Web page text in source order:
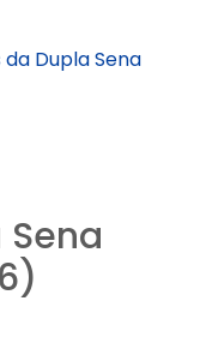
Dupla Sena